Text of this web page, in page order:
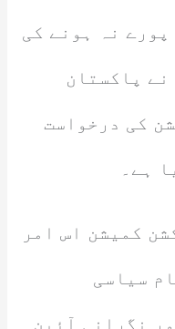
نہ ہونے کی
پاکستان
کی درخواست
ہے۔
کمیشن اس امر
سیاسی
نگرانی آئین